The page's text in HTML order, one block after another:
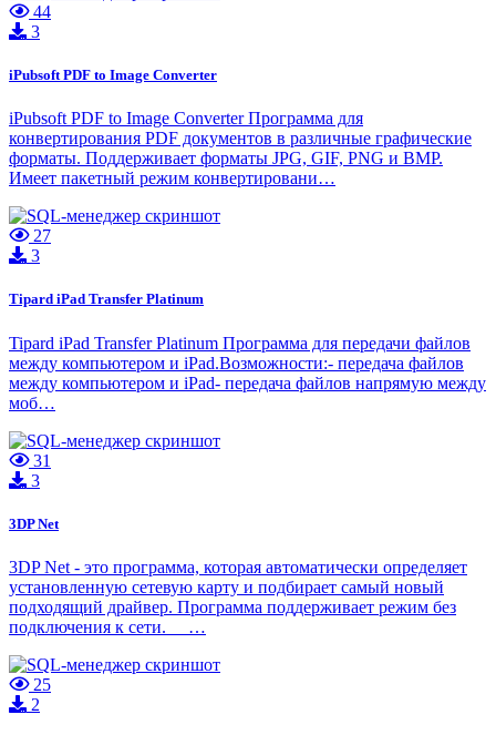
44
3
iPubsoft PDF to Image Converter
iPubsoft PDF to Image Converter Программа для
конвертирования PDF документов в различные графические
форматы. Поддерживает форматы JPG, GIF, PNG и BMP.
Имеет пакетный режим конвертировани…
27
3
Tipard iPad Transfer Platinum
Tipard iPad Transfer Platinum Программа для передачи файлов
между компьютером и iPad.Возможности:- передача файлов
между компьютером и iPad- передача файлов напрямую между
моб…
31
3
3DP Net
3DP Net - это программа, которая автоматически определяет
установленную сетевую карту и подбирает самый новый
подходящий драйвер. Программа поддерживает режим без
подключения к сети. …
25
2